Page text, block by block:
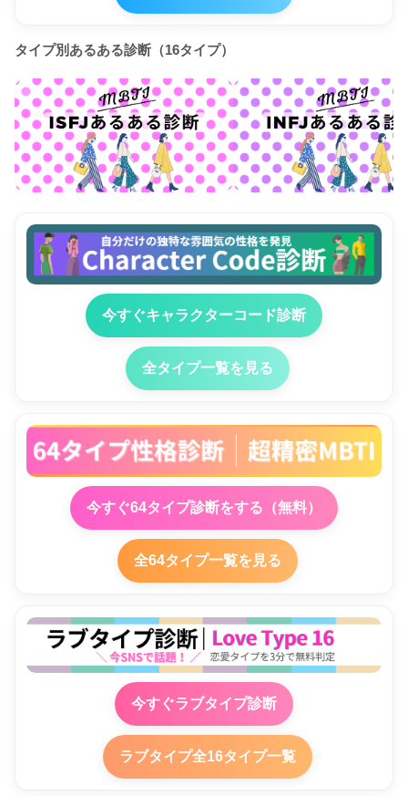
タイプ別あるある診断（16タイプ）
今すぐキャラクターコード診断
全タイプ一覧を見る
今すぐ64タイプ診断をする（無料）
全64タイプ一覧を見る
今すぐラブタイプ診断
ラブタイプ全16タイプ一覧